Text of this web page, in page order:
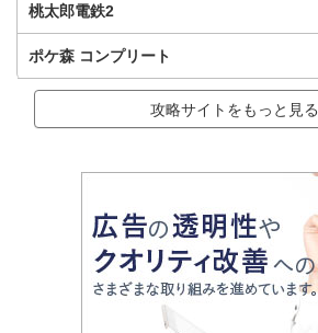
桃太郎電鉄2
ポケ森 コンプリート
攻略サイトをもっと見る